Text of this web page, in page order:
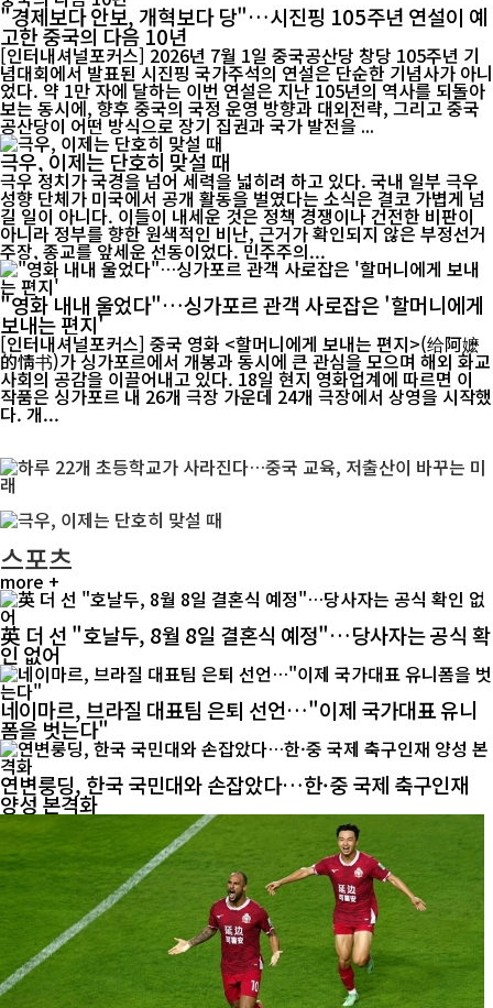
"경제보다 안보, 개혁보다 당"…시진핑 105주년 연설이 예
고한 중국의 다음 10년
[인터내셔널포커스] 2026년 7월 1일 중국공산당 창당 105주년 기
념대회에서 발표된 시진핑 국가주석의 연설은 단순한 기념사가 아니
었다. 약 1만 자에 달하는 이번 연설은 지난 105년의 역사를 되돌아
보는 동시에, 향후 중국의 국정 운영 방향과 대외전략, 그리고 중국
공산당이 어떤 방식으로 장기 집권과 국가 발전을 ...
극우, 이제는 단호히 맞설 때
극우 정치가 국경을 넘어 세력을 넓히려 하고 있다. 국내 일부 극우
성향 단체가 미국에서 공개 활동을 벌였다는 소식은 결코 가볍게 넘
길 일이 아니다. 이들이 내세운 것은 정책 경쟁이나 건전한 비판이
아니라 정부를 향한 원색적인 비난, 근거가 확인되지 않은 부정선거
주장, 종교를 앞세운 선동이었다. 민주주의...
"영화 내내 울었다"…싱가포르 관객 사로잡은 '할머니에게
보내는 편지'
[인터내셔널포커스] 중국 영화 <할머니에게 보내는 편지>(给阿嬷
的情书)가 싱가포르에서 개봉과 동시에 큰 관심을 모으며 해외 화교
사회의 공감을 이끌어내고 있다. 18일 현지 영화업계에 따르면 이
작품은 싱가포르 내 26개 극장 가운데 24개 극장에서 상영을 시작했
다. 개...
스포츠
more +
英 더 선 "호날두, 8월 8일 결혼식 예정"…당사자는 공식 확
인 없어
네이마르, 브라질 대표팀 은퇴 선언…"이제 국가대표 유니
폼을 벗는다"
연변룽딩, 한국 국민대와 손잡았다…한·중 국제 축구인재
양성 본격화